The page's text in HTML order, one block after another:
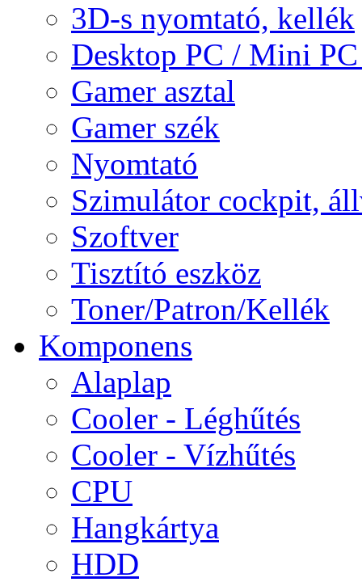
3D-s nyomtató, kellék
Desktop PC / Mini
Gamer asztal
Gamer szék
Nyomtató
Szimulátor cockpit,
Szoftver
Tisztító eszköz
Toner/Patron/Kellék
Komponens
Alaplap
Cooler - Léghűtés
Cooler - Vízhűtés
CPU
Hangkártya
HDD